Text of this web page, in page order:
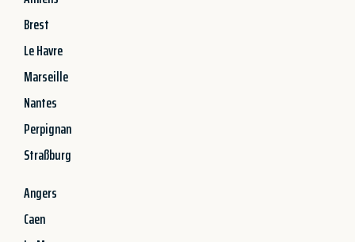
Brest
Le Havre
Marseille
Nantes
Perpignan
Straßburg
Angers
Caen